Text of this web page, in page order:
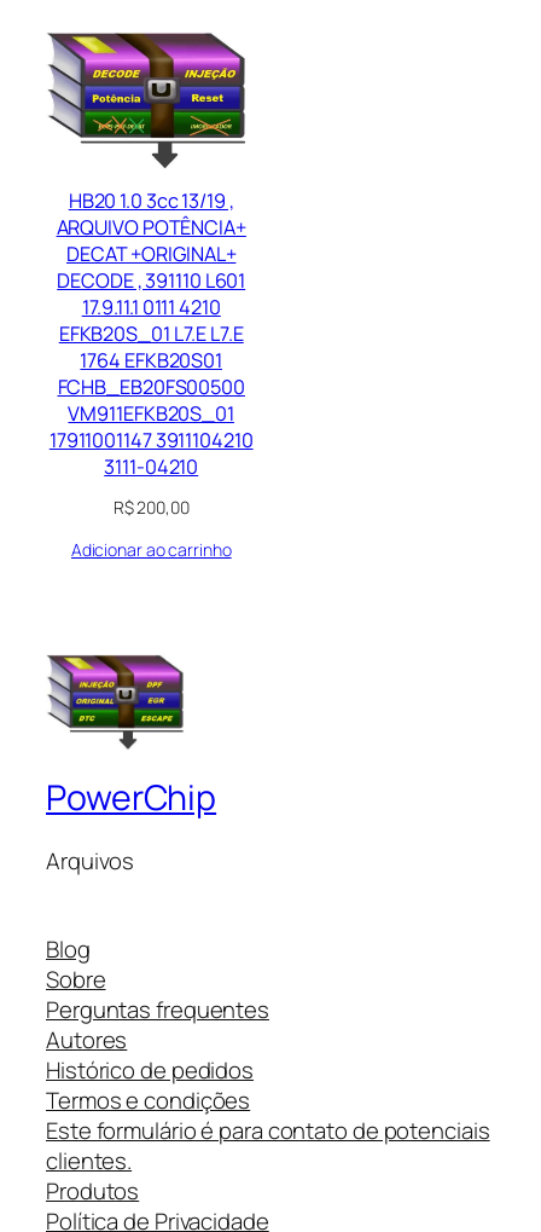
HB20 1.0 3cc 13/19 ,
ARQUIVO POTÊNCIA+
DECAT +ORIGINAL+
DECODE , 391110 L601
17.9.11.1 0111 4210
EFKB20S_01 L7.E L7.E
1764 EFKB20S01
FCHB_EB20FS00500
VM911EFKB20S_01
17911001147 3911104210
3111-04210
R$200,00
Adicionar ao carrinho
PowerChip
Arquivos
Blog
Sobre
Perguntas frequentes
Autores
Histórico de pedidos
Termos e condições
Este formulário é para contato de potenciais
clientes.
Produtos
Política de Privacidade